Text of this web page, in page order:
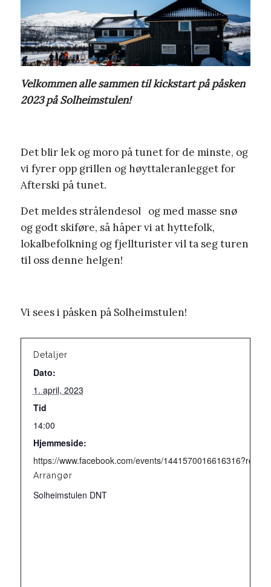
Velkommen alle sammen til kickstart på påsken
2023 på Solheimstulen!
Det blir lek og moro på tunet for de minste, og
vi fyrer opp grillen og høyttaleranlegget for
Afterski på tunet.
Det meldes strålendesol og med masse snø
og godt skiføre, så håper vi at hyttefolk,
lokalbefolkning og fjellturister vil ta seg turen
til oss denne helgen!
Vi sees i påsken på Solheimstulen!
Detaljer
Dato:
1. april, 2023
Tid
14:00
Hjemmeside:
https://www.facebook.com/events/
Arrangør
Solheimstulen DNT